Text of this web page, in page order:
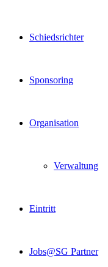
Schiedsrichter
Sponsoring
Organisation
Verwaltung
Eintritt
Jobs@SG Partner